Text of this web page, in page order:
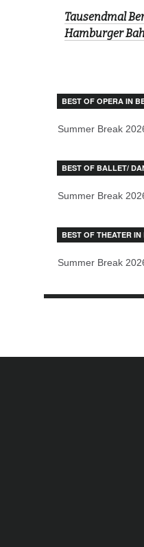
Tausendmal
Hamburger
BEST OF OPERA IN
Summer Break
BEST OF BALLET/
Summer Break
BEST OF THEATER IN
Summer Break